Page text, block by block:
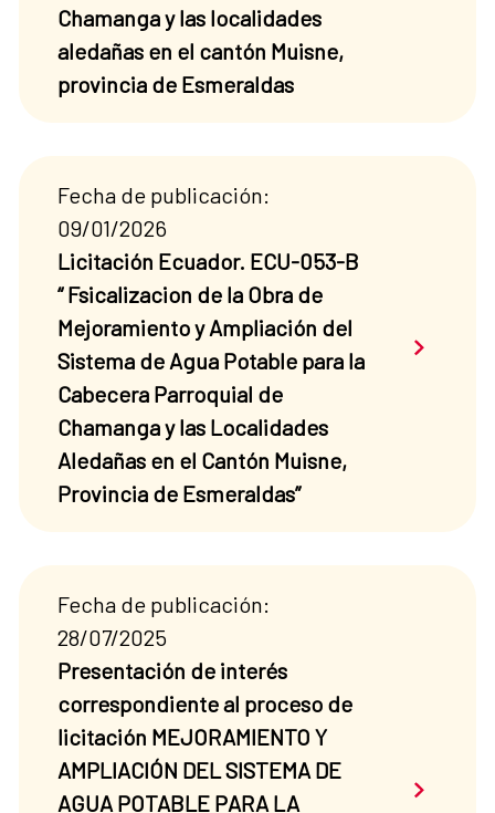
Chamanga y las localidades
aledañas en el cantón Muisne,
provincia de Esmeraldas
Fecha de publicación:
09/01/2026
Licitación Ecuador. ECU-053-B
“ Fsicalizacion de la Obra de
Mejoramiento y Ampliación del
Sistema de Agua Potable para la
Cabecera Parroquial de
Chamanga y las Localidades
Aledañas en el Cantón Muisne,
Provincia de Esmeraldas”
Saber
Fecha de publicación:
28/07/2025
Presentación de interés
correspondiente al proceso de
licitación MEJORAMIENTO Y
AMPLIACIÓN DEL SISTEMA DE
AGUA POTABLE PARA LA
Saber